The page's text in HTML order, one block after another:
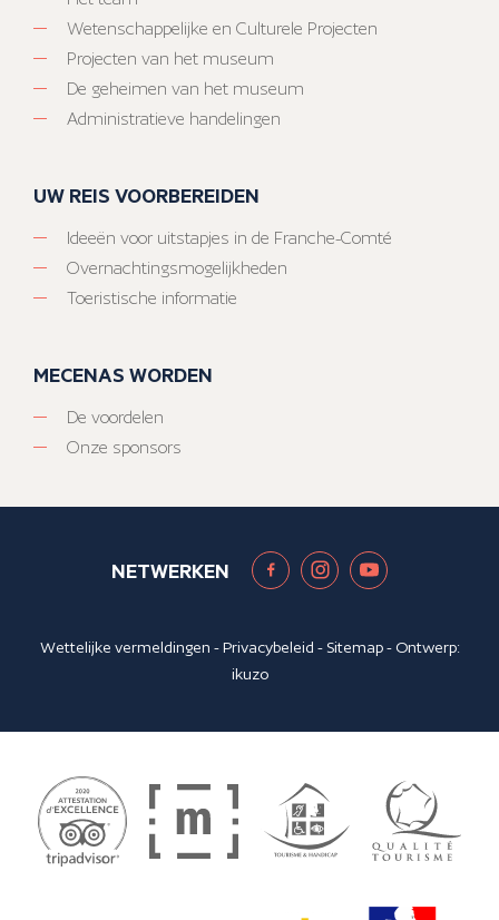
Wetenschappelijke en Culturele Projecten
Projecten van het museum
De geheimen van het museum
Administratieve handelingen
UW REIS VOORBEREIDEN
Ideeën voor uitstapjes in de Franche-Comté
Overnachtingsmogelijkheden
Toeristische informatie
MECENAS WORDEN
De voordelen
Onze sponsors
NETWERKEN
Wettelijke vermeldingen -Privacybeleid - Sitemap- Ontwerp:
ikuzo